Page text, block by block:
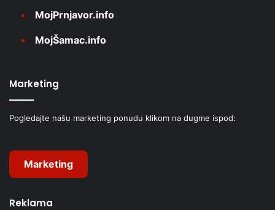
MojPrnjavor.info
MojŠamac.info
Marketing
Pogledajte našu marketing ponudu klikom na dugme ispod:
Marketing
Reklama